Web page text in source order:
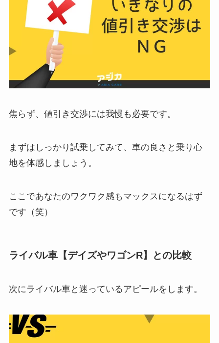
焦らず、値引き交渉には我慢も必要です。
まずはしっかり試乗してみて、車の良さと乗り心
地を体感しましょう。
ここであなたのワクワク感もマックスになるはず
です（笑）
ライバル車【デイズやワゴンR】との比較
次にライバル車と迷っているアピールをします。